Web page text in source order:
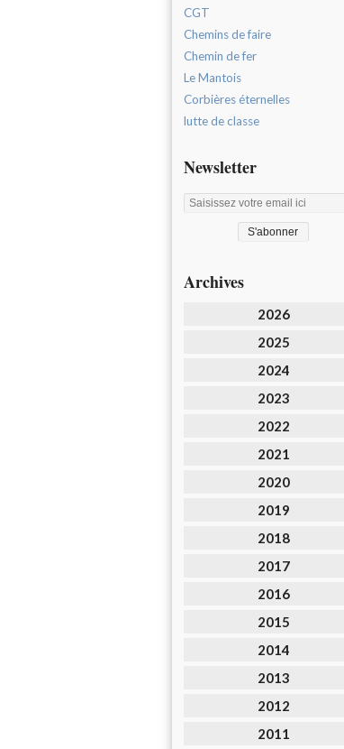
CGT
Chemins de faire
Chemin de fer
Le Mantois
Corbières éternelles
lutte de classe
Newsletter
Archives
2026
2025
2024
2023
2022
2021
2020
2019
2018
2017
2016
2015
2014
2013
2012
2011